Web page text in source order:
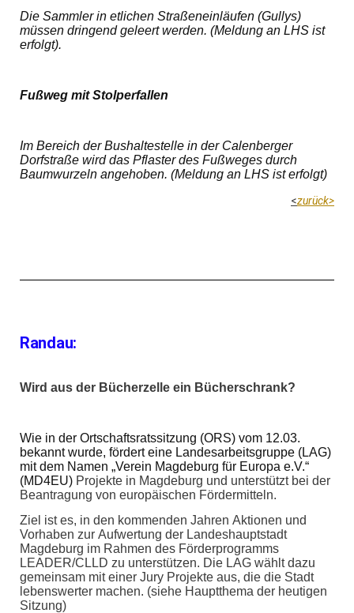
Die Sammler in etlichen Straßeneinläufen (Gullys)
müssen dringend geleert werden. (Meldung an LHS ist
erfolgt).
Fußweg mit Stolperfallen
Im Bereich der Bushaltestelle in der Calenberger
Dorfstraße wirddas Pflaster des Fußweges durch
Baumwurzeln angehoben. (Meldung an LHS ist erfolgt)
<zurück>
Randau:
Wird aus der Bücherzelle ein Bücherschrank?
Wie in der Ortschaftsratssitzung (ORS) vom 12.03.
bekannt wurde, fördert eine Landesarbeitsgruppe (LAG)
mit dem Namen „Verein Magdeburg für Europa e.V.“
(MD4EU) Projekte in Magdeburg und unterstützt bei der
Beantragung von europäischen Fördermitteln.
Ziel ist es, in den kommenden Jahren Aktionen und
Vorhaben zur Aufwertung der Landeshauptstadt
Magdeburg im Rahmen des Förderprogramms
LEADER/CLLD zu unterstützen. Die LAG wählt dazu
gemeinsam mit einer Jury Projekte aus, die die Stadt
lebenswerter machen. (siehe Hauptthema der heutigen
Sitzung)